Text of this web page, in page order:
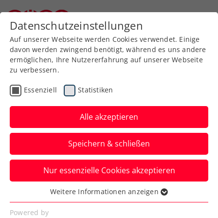
Zurück zur Newsübersicht
Turniere
BAD WALTERSDORF
TROPHY: Kopp kickt
Vorjahres-Halbfinalist
raus
Joel Schwärzler und Lukas Neumayer sind
beim ATP-Challenger in der Steiermark
hingegen ausgeschieden.
Datenschutzeinstellungen
Auf unserer Webseite werden Cookies verwendet. Einige
davon werden zwingend benötigt, während es uns andere
ermöglichen, Ihre Nutzererfahrung auf unserer Webseite
zu verbessern.
Essenziell Statistiken
Alle akzeptieren
Speichern & schließen
Nur essenzielle Cookies akzeptieren
Essenziell
Essenzielle Cookies werden für grundlegende
Weitere Informationen anzeigen
Powered by